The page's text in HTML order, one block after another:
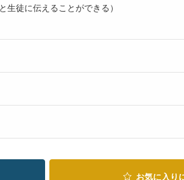
徒に伝えることができる）
お気に入り